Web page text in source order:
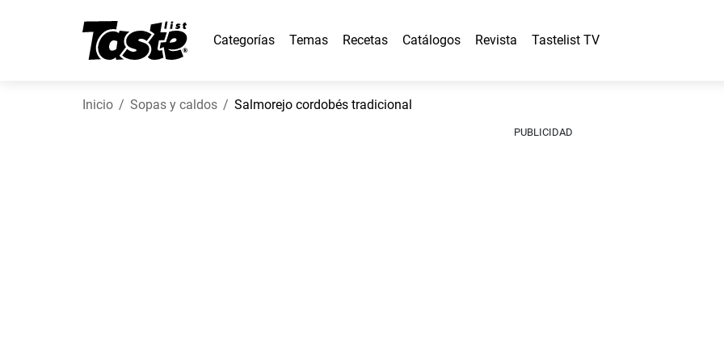
Categorías Temas Recetas Catálogos Revista Tastelist TV
Inicio Sopas y caldos Salmorejo cordobés tradicional
PUBLICIDAD